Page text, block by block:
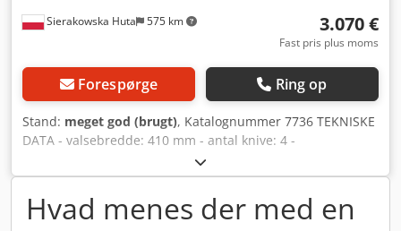
Sierakowska Huta 575 km 3.070 €
Fast pris plus moms
Forespørge Ring op
Stand: meget god (brugt), Katalognummer 7736 TEKNISKE
DATA - valsebredde: 410 mm - antal knive: 4 -
støjdæmpende kam ved valsen - bordlængde: 2530 mm -
bremse - støbejernsborde - begge borde justerbare -
original justerbar anslagskinne til vinkel - motor: 3 kW -
diameter på udsugningsstuds: 140 mm - dimensioner
Hvad menes der med en